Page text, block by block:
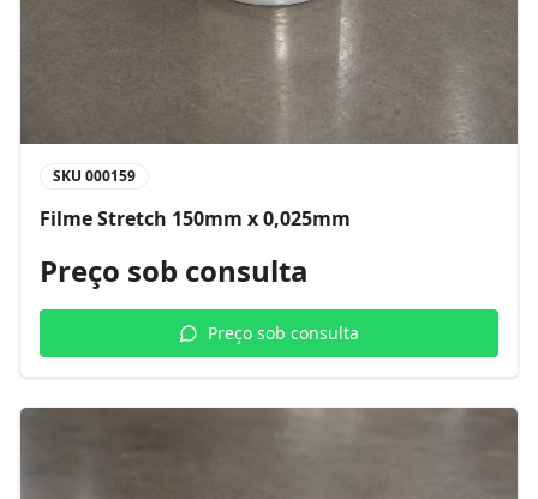
SKU 000159
Filme Stretch 150mm x 0,025mm
Preço sob consulta
Preço sob consulta